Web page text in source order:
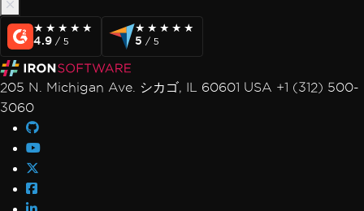
★★★★★
★★★★★
4.9 / 5
★★★★★
★★★★★
5 / 5
205 N. Michigan Ave. シカゴ, IL 60601 USA +1 (312) 500-
3060